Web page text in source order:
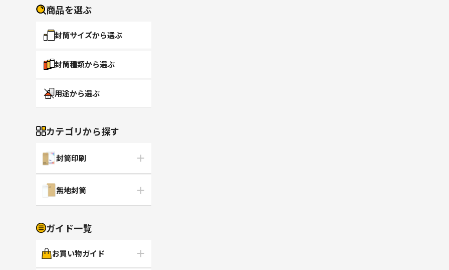
商品を選ぶ
封筒サイズから選ぶ
封筒種類から選ぶ
用途から選ぶ
カテゴリから探す
封筒印刷
無地封筒
ガイド一覧
お買い物ガイド